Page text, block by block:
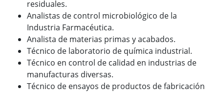
residuales.
Analistas de control microbiológico de la
Industria Farmacéutica.
Analista de materias primas y acabados.
Técnico de laboratorio de química industrial.
Técnico en control de calidad en industrias de
manufacturas diversas.
Técnico de ensayos de productos de fabricación